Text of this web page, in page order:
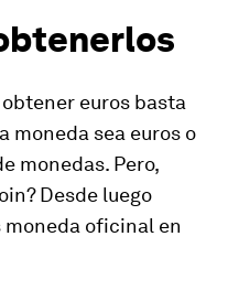
euros basta
moneda sea euros o
monedas. Pero,
Desde luego
moneda oficinal en